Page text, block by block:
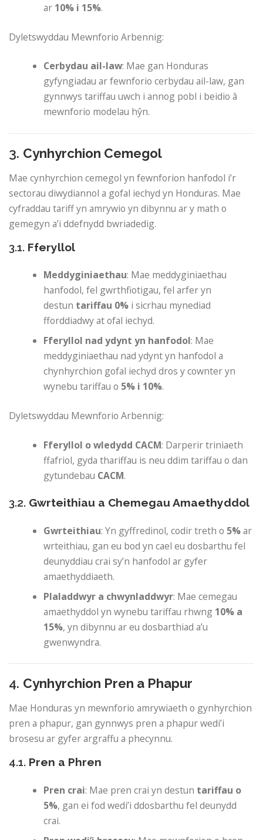
ar 10% i 15%.
Dyletswyddau Mewnforio Arbennig:
Cerbydau ail-law: Mae gan Honduras
gyfyngiadau ar fewnforio cerbydau ail-law, gan
gynnwys tariffau uwch i annog pobl i beidio â
mewnforio modelau hŷn.
3. Cynhyrchion Cemegol
Mae cynhyrchion cemegol yn fewnforion hanfodol i’r
sectorau diwydiannol a gofal iechyd yn Honduras. Mae
cyfraddau tariff yn amrywio yn dibynnu ar y math o
gemegyn a’i ddefnydd bwriadedig.
3.1. Fferyllol
Meddyginiaethau: Mae meddyginiaethau
hanfodol, fel gwrthfiotigau, fel arfer yn
destun tariffau 0% i sicrhau mynediad
fforddiadwy at ofal iechyd.
Fferyllol nad ydynt yn hanfodol: Mae
meddyginiaethau nad ydynt yn hanfodol a
chynhyrchion gofal iechyd dros y cownter yn
wynebu tariffau o 5% i 10%.
Dyletswyddau Mewnforio Arbennig:
Fferyllol o wledydd CACM: Darperir triniaeth
ffafriol, gyda thariffau is neu ddim tariffau o dan
gytundebau CACM.
3.2. Gwrteithiau a Chemegau Amaethyddol
Gwrteithiau: Yn gyffredinol, codir treth o 5%ar
wrteithiau, gan eu bod yn cael eu dosbarthu fel
deunyddiau crai sy’n hanfodol ar gyfer
amaethyddiaeth.
Plaladdwyr a chwynladdwyr: Mae cemegau
amaethyddol yn wynebu tariffau rhwng 10% a
15%, yn dibynnu ar eu dosbarthiad a’u
gwenwyndra.
4. Cynhyrchion Pren a Phapur
Mae Honduras yn mewnforio amrywiaeth o gynhyrchion
pren a phapur, gan gynnwys pren a phapur wedi’i
brosesu ar gyfer argraffu a phecynnu.
4.1. Pren a Phren
Pren crai: Mae pren crai yn destun tariffau o
5%, gan ei fod wedi’i ddosbarthu fel deunydd
crai.